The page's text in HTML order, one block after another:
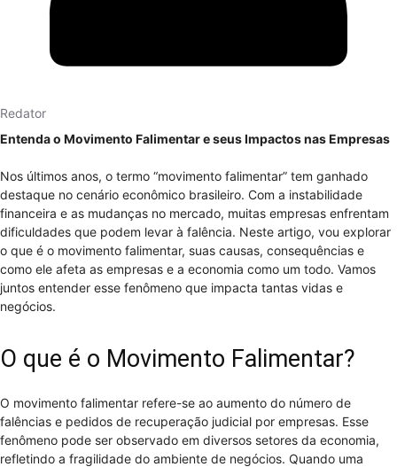
Redator
Entenda o Movimento Falimentar e seus Impactos nas Empresas
Nos últimos anos, o termo “movimento falimentar” tem ganhado
destaque no cenário econômico brasileiro. Com a instabilidade
financeira e as mudanças no mercado, muitas empresas enfrentam
dificuldades que podem levar à falência. Neste artigo, vou explorar
o que é o movimento falimentar, suas causas, consequências e
como ele afeta as empresas e a economia como um todo. Vamos
juntos entender esse fenômeno que impacta tantas vidas e
negócios.
O que é o Movimento Falimentar?
O movimento falimentar refere-se ao aumento do número de
falências e pedidos de recuperação judicial por empresas. Esse
fenômeno pode ser observado em diversos setores da economia,
refletindo a fragilidade do ambiente de negócios. Quando uma